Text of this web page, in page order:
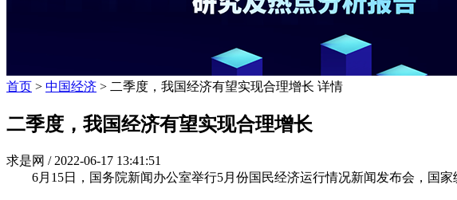
首页 > 中国经济 > 二季度，我国经济有望实现合理增长 详情
二季度，我国经济有望实现合理增长
求是网 / 2022-06-17 13:41:51
6月15日，国务院新闻办公室举行5月份国民经济运行情况新闻发布会，国家